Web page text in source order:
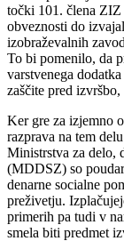
točki 101. člena
obveznosti do
izobraževalnih
To bi pomenilo, da
varstvenega
zaščite pred
Ker gre za izjemno
razprava na tem
Ministrstva za delo,
(MDDSZ) so
denarne socialne
preživetju.
primerih pa tudi v
smela biti predmet